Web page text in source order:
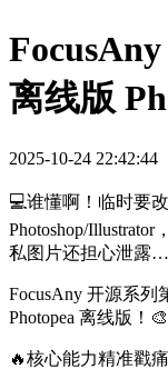
离线版
2025-10-24 22:42:44
💻谁懂啊！临时要
Photoshop/
私图片还担心泄露…
FocusAny 开源系
Photopea 离线版！🎨
🔥核心能力精准戳痛